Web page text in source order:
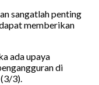
sangatlah penting
memberikan
ada upaya
di
3).